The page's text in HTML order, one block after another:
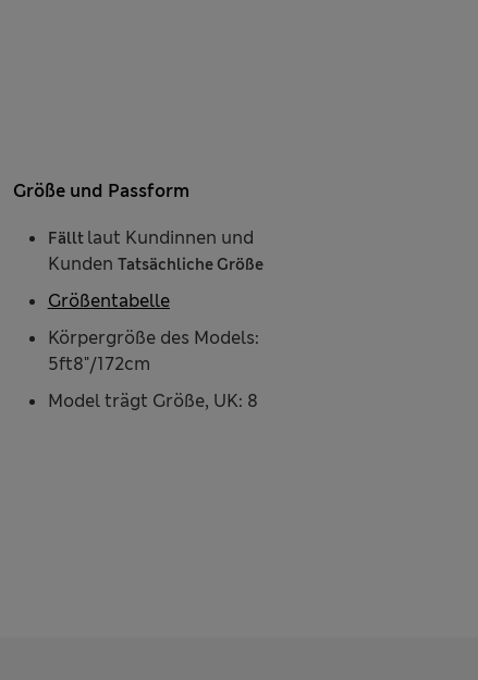
Größe und Passform
Fällt laut Kundinnen und
Kunden Tatsächliche Größe
Körpergröße des Models:
5ft8"/172cm
Model trägt Größe, UK: 8
Größentabelle